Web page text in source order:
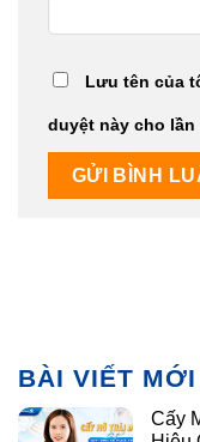
Lưu tên của
duyệt này cho
BÀI VIẾT
Cấy